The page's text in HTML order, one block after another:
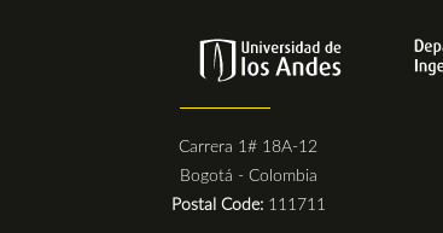
Carrera 1# 18A-12
Bogotá - Colombia
Postal Code: 111711